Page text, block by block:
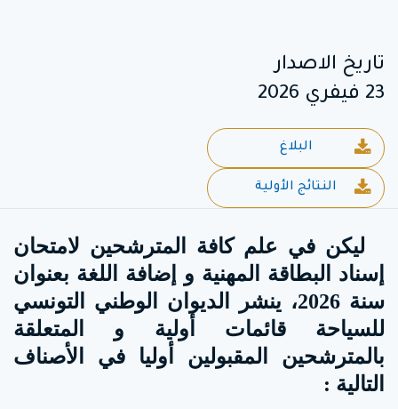
تاريخ الاصدار
23 فيفري 2026
البلاغ
النتائج الأولية
ليكن في علم كافة المترشحين لامتحان
إسناد البطاقة المهنية و إضافة اللغة بعنوان
سنة 2026، ينشر الديوان الوطني التونسي
للسياحة قائمات أولية و المتعلقة
بالمترشحين المقبولين أوليا في الأصناف
التالية :